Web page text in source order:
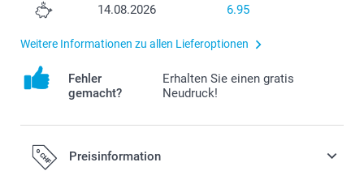
14.08.2026 6.95
Weitere Informationen zu allen Lieferoptionen
Fehler
gemacht?
Erhalten Sie einen gratis
Neudruck!
Preisinformation